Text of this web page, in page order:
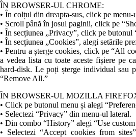
ÎN BROWSER-UL CHROME:
• În colțul din dreapta-sus, click pe
• Scroll până în josul paginii, click pe
• În secțiunea „Privacy”, click pe butonul
• În secțiunea „Cookies”, alegi setările
• Pentru a șterge cookies, click pe “All
a vedea lista cu toate aceste fișiere pe
hard-disk. Le poți șterge individual sau
“Remove All.”
ÎN BROWSER-UL MOZILLA
• Click pe butonul menu și alegi
• Selectezi “Privacy” din menu-ul lateral.
• Din combo “History” alegi “Use
• Selectezi “Accept cookies from